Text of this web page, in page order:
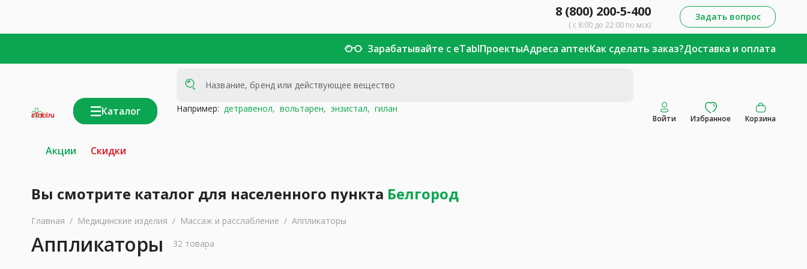
8 (800) 200-5-400
( с 8:00 до 22:00 по мск)
Задать вопрос
Зарабатывайте с eTablПроектыАдреса аптекКак сделать заказ?Доставка и оплата
Каталог Например: детравенол, вольтарен, энзистал, гилан
Войти Избранное Корзина
Акции Скидки
Вы смотрите каталог для населенного пункта Белгород
Главная / Медицинские изделия / Массаж и расслабление / Аппликаторы
Аппликаторы 32 товара